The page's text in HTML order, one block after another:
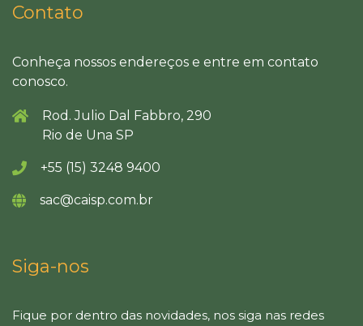
Contato
Conheça nossos endereços e entre em contato
conosco.
Rod. Julio Dal Fabbro, 290
Rio de Una SP
+55 (15) 3248 9400
sac@caisp.com.br
Siga-nos
Fique por dentro das novidades, nos siga nas redes